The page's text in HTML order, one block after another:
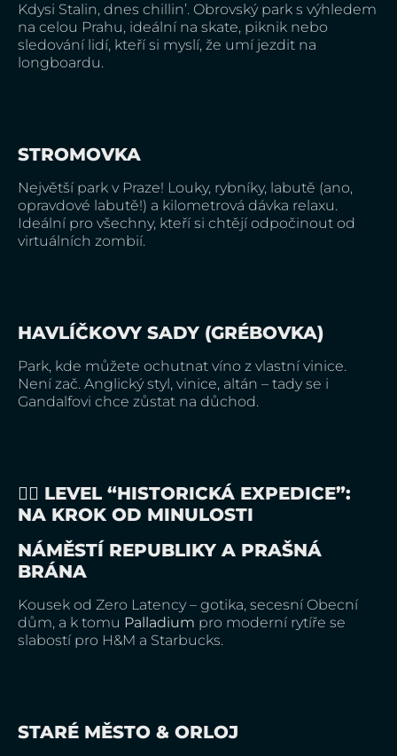
Kdysi Stalin, dnes chillin’. Obrovský park s výhledem
na celou Prahu, ideální na skate, piknik nebo
sledování lidí, kteří si myslí, že umí jezdit na
longboardu.
STROMOVKA
Největší park v Praze! Louky, rybníky, labutě (ano,
opravdové labutě!) a kilometrová dávka relaxu.
Ideální pro všechny, kteří si chtějí odpočinout od
virtuálních zombií.
HAVLÍČKOVY SADY (GRÉBOVKA)
Park, kde můžete ochutnat víno z vlastní vinice.
Není zač. Anglický styl, vinice, altán – tady se i
Gandalfovi chce zůstat na důchod.
🚶‍♀️ LEVEL “HISTORICKÁ EXPEDICE”:
NA KROK OD MINULOSTI
NÁMĚSTÍ REPUBLIKY A PRAŠNÁ
BRÁNA
Kousek od Zero Latency – gotika, secesní Obecní
dům, a k tomu Palladium pro moderní rytíře se
slabostí pro H&M a Starbucks.
STARÉ MĚSTO & ORLOJ